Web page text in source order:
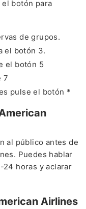
botón para
de grupos.
el botón 3.
el botón 5
7
pulse el botón *
al público antes de
Puedes hablar
24 horas y aclarar
Airlines